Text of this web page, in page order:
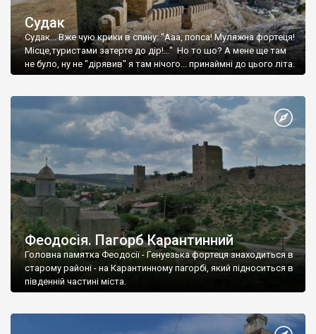
Судак
Судак... Вже чую крики в спину: "Ааа, попса! Муляжна фортеця!
Місце,туристами затерте до дір!..." Но то шо? А мене ще там
не було, ну не "дірявив" я там нічого... принаймні до цього літа.
Феодосія. Пагорб Карантинний
Головна памятка Феодосії - Генуезька фортеця знаходиться в
старому районі - на Карантинному пагорбі, який підноситься в
південній частині міста.